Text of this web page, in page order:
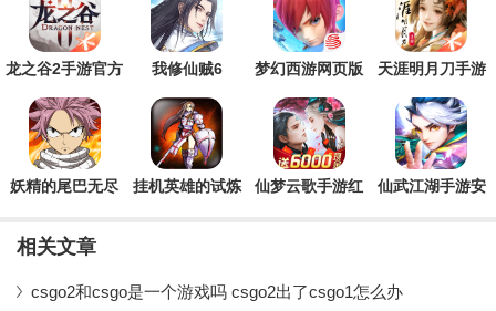
游，让大家不在羡慕电视里的人物，真真切切的在游戏里体验自己
想要的人生，本次推荐的游戏里有Q萌又暗黑的角色，热血青年的
角色，冒险勇士的角色等，还有电视
龙之谷2手游官方
我修仙贼6
梦幻西游网页版
天涯明月刀手游
妖精的尾巴无尽
挂机英雄的试炼
仙梦云歌手游红
仙武江湖手游安
相关文章
csgo2和csgo是一个游戏吗 csgo2出了csgo1怎么办